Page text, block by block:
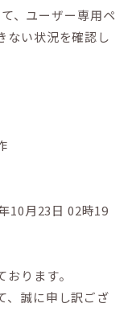
、ユーザー専用ペ
ない状況を確認し
10月23日 02時19
ります。
、誠に申し訳ござ